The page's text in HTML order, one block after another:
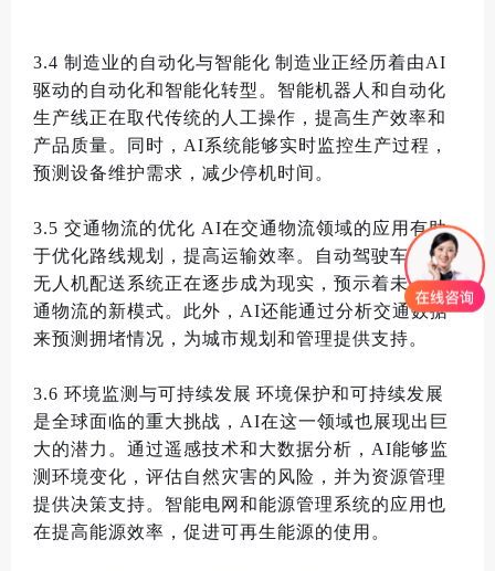
3.4 制造业的自动化与智能化 制造业正经历着由AI
驱动的自动化和智能化转型 。 智能机器人和自动化
生产线正在取代传统的人工操作 ， 提高生产效率和
产品质量。 同时 ， AI系统能够实时监控生产过程 ，
预测设备维护需求 ， 减少停机时间 。
3.5 交通物流的优化 AI在交通物流领域的应用有助
于优化路线规划
， 提高运输效率。
自动驾驶车辆和
无人机配送系统正在逐步成为现实 ， 预示着未来交
通物流的新模式。 此外 ， AI还能通过分析交通数据
来预测拥堵情况 ， 为城市规划和管理提供支持。
3.6 环境监测与可持续发展 环境保护和可持续发展
是全球面临的重大挑战 ， AI在这一领域也展现出巨
大的潜力 。 通过遥感技术和大数据分析 ， AI能够监
测环境变化 ， 评估自然灾害的风险 ， 并为资源管理
提供决策支持。 智能电网和能源管理系统的应用也
在提高能源效率 ， 促进可再生能源的使用 。